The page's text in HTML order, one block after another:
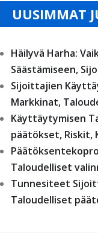
UUSIMMAT
Häilyvä Harha:
Säästämiseen,
Sijoittajien
Markkinat,
Käyttäytymisen
päätökset, Riskit,
Taloudelliset
Tunnesiteet
Taloudelliset